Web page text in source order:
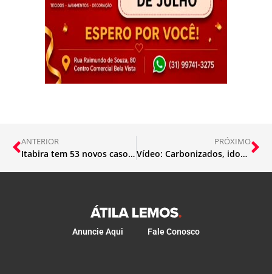
ANTERIOR
Itabira tem 53 novos casos de Covid
PRÓXIMO
Vídeo: Carbonizados, idoso e neta morrem em acidente no Caiçara
Anuncie Aqui Fale Conosco